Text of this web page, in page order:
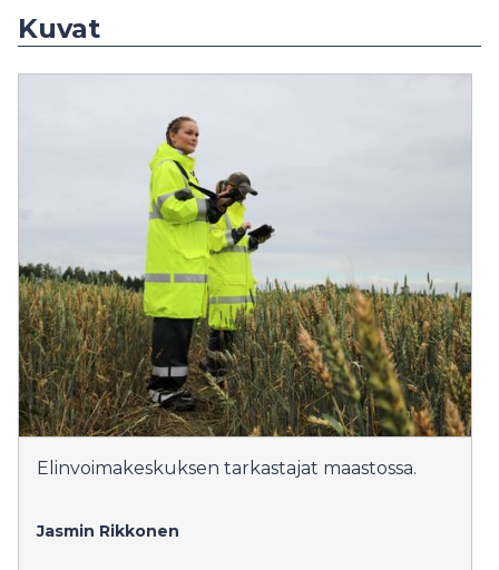
Kuvat
Elinvoimakeskuksen tarkastajat maastossa.
Jasmin Rikkonen